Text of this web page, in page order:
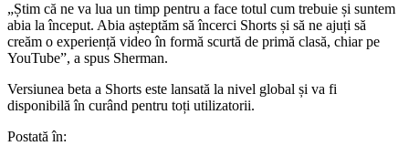
„Știm că ne va lua un timp pentru a face totul cum trebuie și suntem
abia la început. Abia așteptăm să încerci Shorts și să ne ajuți să
creăm o experiență video în formă scurtă de primă clasă, chiar pe
YouTube”, a spus Sherman.
Versiunea beta a Shorts este lansată la nivel global și va fi
disponibilă în curând pentru toți utilizatorii.
Postată în: